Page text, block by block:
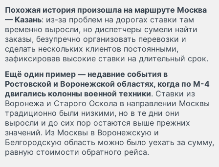
Похожая история произошла на маршруте Москва
— Казань: из-за проблем на дорогах ставки там
временно выросли, но диспетчеры сумели найти
заказы, безупречно организовать перевозки и
сделать нескольких клиентов постоянными,
зафиксировав высокие ставки на длительный срок.
Ещё один пример — недавние события в
Ростовской и Воронежской областях, когда по М-4
двигались колонны военной техники. Ставки из
Воронежа и Старого Оскола в направлении Москвы
традиционно были низкими, но в те дни они
выросли и до сих пор остаются выше прежних
значений. Из Москвы в Воронежскую и
Белгородскую область можно было уехать за сумму,
равную стоимости обратного рейса.